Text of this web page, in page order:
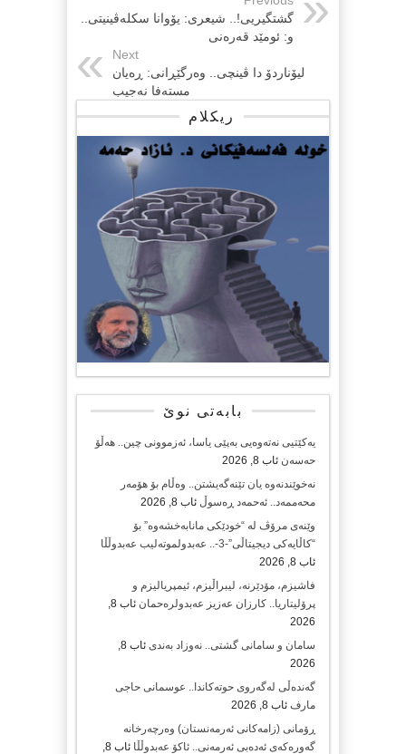
گشتگیریی!.. شیعری: یۆوانا سکلەڤینیتی..
و: ئومێد قەرەنی
Next
لیۆناردۆ دا ڤینچی.. وەرگێڕانی: ڕەیان
مستەفا نەجیب
ریکلام
بابەتی نوێ
یەکێتیی نەتەوەیی بەپێی یاسا، ئەزموونی چین.. هەڵۆ
حەسەن ئاب 8, 2026
نەخوێندنەوە یان تێنەگەیشتن.. وەڵام بۆ هۆمەر
محەممەد.. ئەحمەد ڕەسوڵ ئاب 8, 2026
وێنەی مرۆڤ لە “خودێکی مانابەخشەوە” بۆ
“کاڵایەکی دیجیتاڵی”-3-.. عەبدولموتەلیب عەبدوڵڵا
ئاب 8, 2026
فاشیزم، مۆدێرنە، لیبراڵیزم، ئیمپریالیزم و
پرۆلیتاریا.. کارزان عەزیز عەبدولرەحمان
ئاب 8,
2026
سامان و سامانی گشتی.. نەوزاد بەندی
ئاب 8,
2026
گەندەڵی لەگەروی حوتەکاندا.. عوسمانی حاجی
مارف ئاب 8, 2026
ڕۆمانی (زامه‌كانی ئەرمەنستان) وه‌رچه‌رخانه‌
گه‌وره‌كه‌ی ئه‌ده‌بی ئه‌رمه‌نی.. ئاكۆ عه‌بدوڵڵا
ئاب 8,